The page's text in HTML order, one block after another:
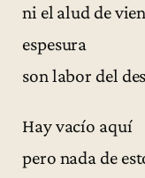
ni el alud de
espesura
son labor del
Hay vacío aquí
pero nada de